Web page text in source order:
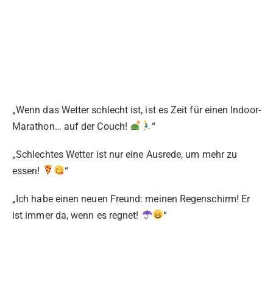
„Wenn das Wetter schlecht ist, ist es Zeit für einen Indoor-
Marathon… auf der Couch!
“
„Schlechtes Wetter ist nur eine Ausrede, um mehr zu
essen!
“
„Ich habe einen neuen Freund: meinen Regenschirm! Er
ist immer da, wenn es regnet!
“